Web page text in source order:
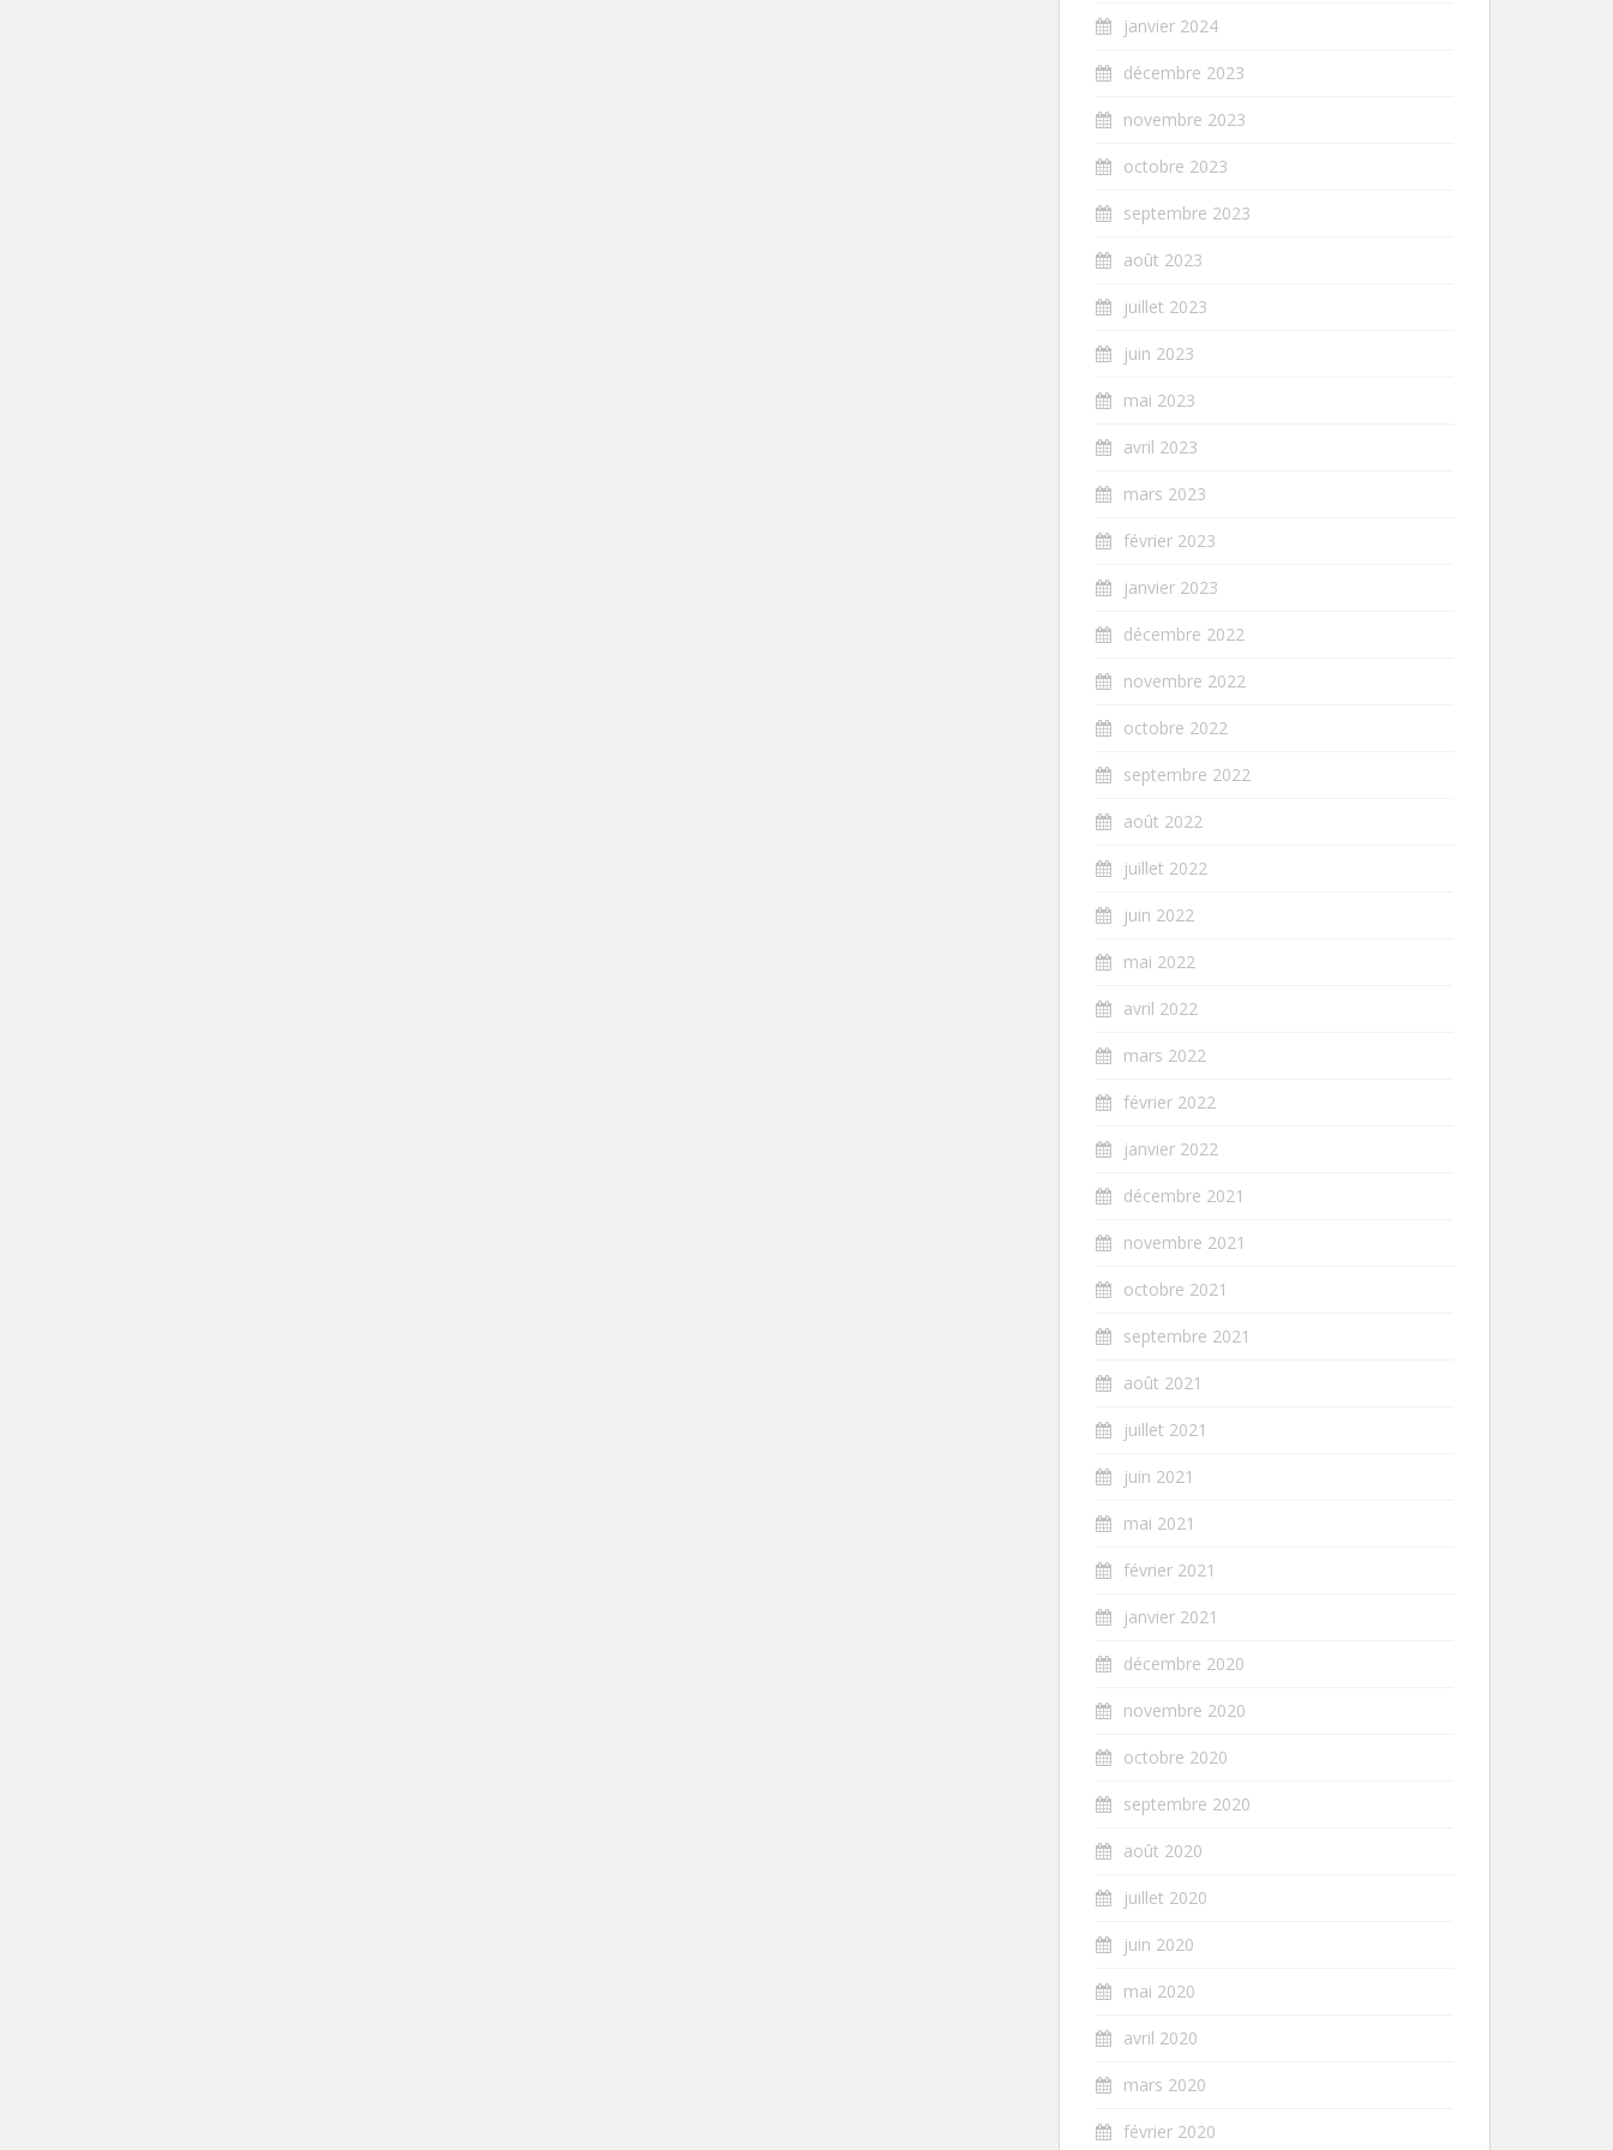
janvier 2024
décembre 2023
novembre 2023
octobre 2023
septembre 2023
août 2023
juillet 2023
juin 2023
mai 2023
avril 2023
mars 2023
février 2023
janvier 2023
décembre 2022
novembre 2022
octobre 2022
septembre 2022
août 2022
juillet 2022
juin 2022
mai 2022
avril 2022
mars 2022
février 2022
janvier 2022
décembre 2021
novembre 2021
octobre 2021
septembre 2021
août 2021
juillet 2021
juin 2021
mai 2021
février 2021
janvier 2021
décembre 2020
novembre 2020
octobre 2020
septembre 2020
août 2020
juillet 2020
juin 2020
mai 2020
avril 2020
mars 2020
février 2020